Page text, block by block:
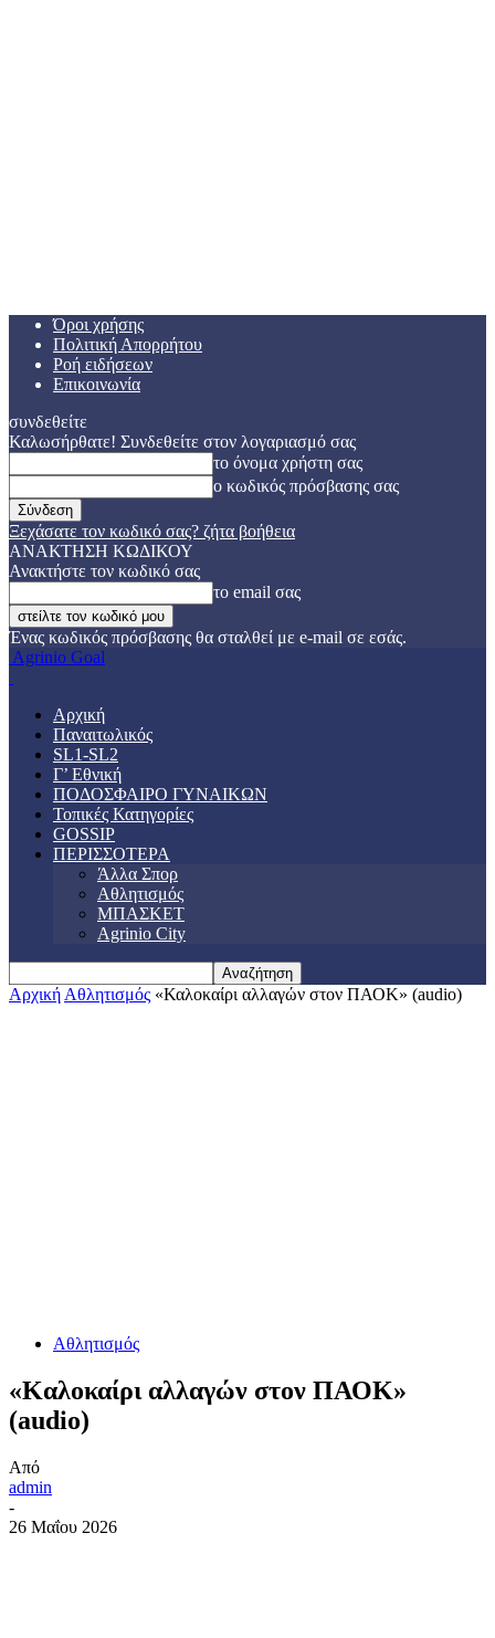
Όροι χρήσης
Πολιτική Απορρήτου
Ροή ειδήσεων
Επικοινωνία
συνδεθείτε
Καλωσήρθατε! Συνδεθείτε στον λογαριασμό σας
το όνομα χρήστη σας
ο κωδικός πρόσβασης σας
Ξεχάσατε τον κωδικό σας? ζήτα βοήθεια
ΑΝΑΚΤΗΣΗ ΚΩΔΙΚΟΥ
Ανακτήστε τον κωδικό σας
το email σας
Ένας κωδικός πρόσβασης θα σταλθεί με e-mail σε εσάς.
Agrinio Goal
Αρχική
Παναιτωλικός
SL1-SL2
Γ’ Εθνική
ΠΟΔΟΣΦΑΙΡΟ ΓΥΝΑΙΚΩΝ
Τοπικές Κατηγορίες
GOSSIP
ΠΕΡΙΣΣΟΤΕΡΑ
Άλλα Σπορ
Αθλητισμός
ΜΠΑΣΚΕΤ
Agrinio City
Αρχική Αθλητισμός «Καλοκαίρι αλλαγών στον ΠΑΟΚ» (audio)
Αθλητισμός
«Καλοκαίρι αλλαγών στον ΠΑΟΚ»
(audio)
Από
admin
-
26 Μαΐου 2026